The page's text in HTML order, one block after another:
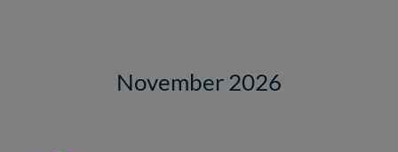
November 2026